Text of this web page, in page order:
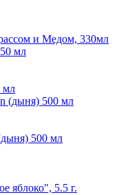
и Медом, 330мл
мл
500 мл
яблоко", 5.5 г.